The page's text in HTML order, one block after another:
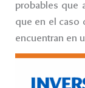
probables que
que en el caso
encuentran en